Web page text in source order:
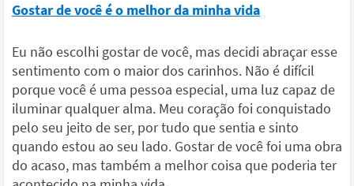
Gostar de você é o melhor da minha vida
Eu não escolhi gostar de você, mas decidi abraçar esse
sentimento com o maior dos carinhos. Não é difícil
porque você é uma pessoa especial, uma luz capaz de
iluminar qualquer alma. Meu coração foi conquistado
pelo seu jeito de ser, por tudo que sentia e sinto
quando estou ao seu lado. Gostar de você foi uma obra
do acaso, mas também a melhor coisa que poderia ter